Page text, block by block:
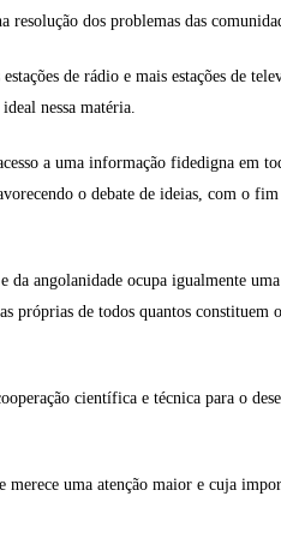
dos problemas das
de rádio e mais estações de
nessa matéria.
a uma informação fidedigna em
o debate de ideias, com o
angolanidade ocupa igualmente
próprias de todos quantos constituem
científica e técnica para o
merece uma atenção maior e cuja